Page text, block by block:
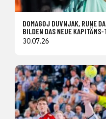
DOMAGOJ DUVNJAK, RUNE
BILDEN DAS NEUE
30.07.26